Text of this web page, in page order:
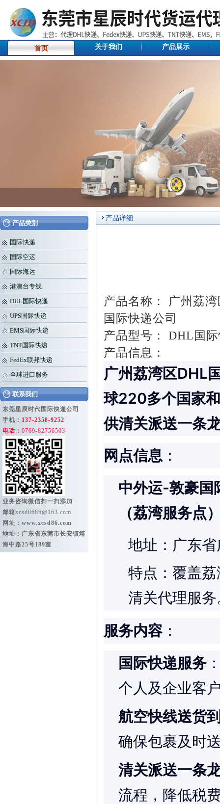
首页 关于我们 产品展示
产品类别
国际快递
国际空运
国际海运
港澳台专线
DHL国际快递
UPS国际快递
EMS国际快递
TNT国际快递
FedEx联邦快递
全球进口服务
联系我们
东莞星辰时代国际快递公司
手机： 137-2358-9252
电话： 0769-82756503
业务咨询微信扫一扫添加
邮箱xcsd8686@163.com
网址： www.xcsd86.com
地址：广东省东莞市长安镇靖
海中路25号189室
产品详细
产品名称： 广州荔
国际快递公司
产品型号： DHL国
产品信息：
广州荔湾区DHL
球220多个国家
供清关派送一条
网点信息 ：
中外运-敦豪国
（荔湾服务点
地址：广东
特点：覆盖
清关代理服务
服务内容：
国际快递服务
个人及企业客
航空快线送货
确保包裹及时
清关派送一条
流程，降低税